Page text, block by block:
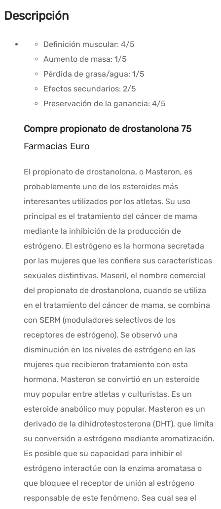
Descripción
Definición muscular: 4/5
Aumento de masa: 1/5
Pérdida de grasa/agua: 1/5
Efectos secundarios: 2/5
Preservación de la ganancia: 4/5
Compre propionato de drostanolona 75
Farmacias Euro
El propionato de drostanolona, o Masteron, es
probablemente uno de los esteroides más
interesantes utilizados por los atletas. Su uso
principal es el tratamiento del cáncer de mama
mediante la inhibición de la producción de
estrógeno. El estrógeno es la hormona secretada
por las mujeres que les confiere sus características
sexuales distintivas. Maseril, el nombre comercial
del propionato de drostanolona, cuando se utiliza
en el tratamiento del cáncer de mama, se combina
con SERM (moduladores selectivos de los
receptores de estrógeno). Se observó una
disminución en los niveles de estrógeno en las
mujeres que recibieron tratamiento con esta
hormona. Masteron se convirtió en un esteroide
muy popular entre atletas y culturistas. Es un
esteroide anabólico muy popular. Masteron es un
derivado de la dihidrotestosterona (DHT), que limita
su conversión a estrógeno mediante aromatización.
Es posible que su capacidad para inhibir el
estrógeno interactúe con la enzima aromatasa o
que bloquee el receptor de unión al estrógeno
responsable de este fenómeno. Sea cual sea el